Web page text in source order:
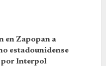
en Zapopan a
estadounidense
por Interpol